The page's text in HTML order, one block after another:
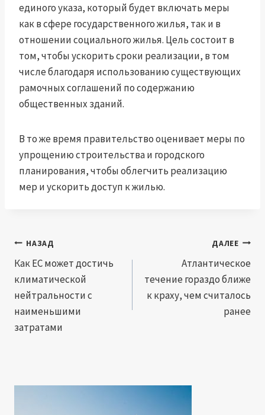
единого указа, который будет включать меры
как в сфере государственного жилья, так и в
отношении социального жилья. Цель состоит в
том, чтобы ускорить сроки реализации, в том
числе благодаря использованию существующих
рамочных соглашений по содержанию
общественных зданий.
В то же время правительство оценивает меры по
упрощению строительства и городского
планирования, чтобы облегчить реализацию
мер и ускорить доступ к жилью.
Навигация
по
записям
НАЗАД
Как ЕС может достичь
климатической
нейтральности с
наименьшими
затратами
ДАЛЕЕ
Атлантическое
течение гораздо ближе
к краху, чем считалось
ранее